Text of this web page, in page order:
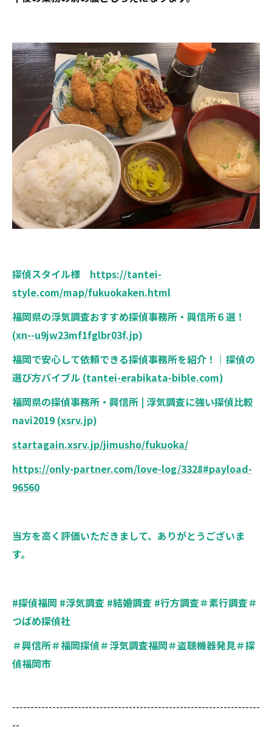
探偵スタイル様 https://tantei-
style.com/map/fukuokaken.html
福岡県の浮気調査おすすめ探偵事務所・興信所６選！
(xn--u9jw23mf1fglbr03f.jp)
福岡で安心して依頼できる探偵事務所を紹介！｜探偵の
選び方バイブル (tantei-erabikata-bible.com)
福岡県の探偵事務所・興信所 | 浮気調査に強い探偵比較
navi2019 (xsrv.jp)
startagain.xsrv.jp/jimusho/fukuoka/
https://only-partner.com/love-log/3328#payload-
96560
当方を高く評価いただきまして、ありがとうございま
す。
#探偵福岡 #浮気調査 #結婚調査 #行方調査＃素行調査＃
つばめ探偵社
＃興信所＃福岡探偵＃浮気調査福岡＃盗聴機器発見＃探
偵福岡市
--------------------------------------------------------------------
--